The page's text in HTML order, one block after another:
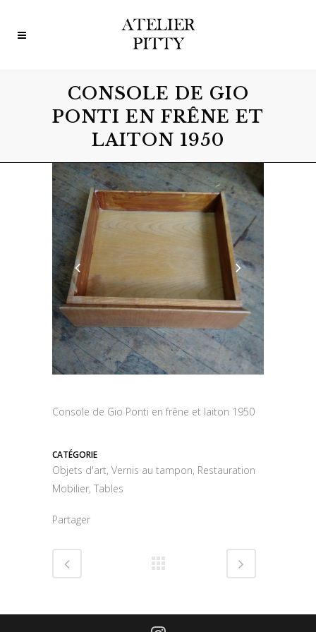
CONSOLE DE GIO
PONTI EN FRÊNE ET
LAITON 1950
Console de Gio Ponti en frêne et laiton 1950
CATÉGORIE
Objets d'art, Vernis au tampon, Restauration
Mobilier, Tables
Partager